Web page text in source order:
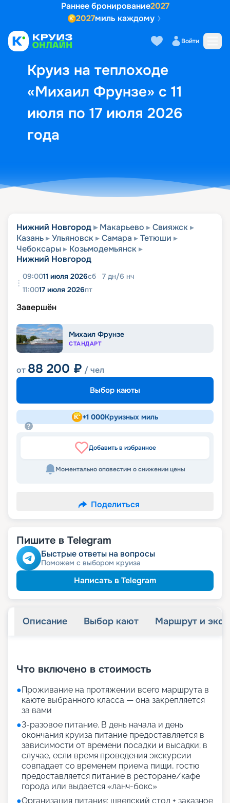
Раннее бронирование2027
2027миль каждому
Войти
Круиз на теплоходе
«Михаил Фрунзе» с 11
июля по 17 июля 2026
года
Выбор кают Маршрут и
Нижний Новгород Макарьево
Свияжск
Казань
Ульяновск Самара
Тетюши
Чебоксары
Козьмодемьянск
Нижний Новгород
09:0011 июля 2026сб 7 дн/6 нч
11:0017 июля 2026пт
Завершён
Михаил Фрунзе
СТАНДАРТ
от 88 200 ₽ / чел
Выбор каюты
+1 000Круизных миль
Добавить в избранное
Моментально оповестим о снижении цены
Поделиться
Пишите в Telegram
Быстрые ответы на вопросы
Поможем с выбором круиза
Написать в Telegram
Описание Выбор кают Маршрут и
Что включено в стоимость
●Проживание на протяжении всего маршрута в
каюте выбранного класса — она закрепляется
за вами
●3-разовое питание. В день начала и день
окончания круиза питание предоставляется в
зависимости от времени посадки и высадки; в
случае, если время проведения экскурсии
совпадает со временем приема пищи, гостю
предоставляется питание в ресторане/кафе
города или выдается «ланч-бокс»
●Организация питания: шведский стол + заказное